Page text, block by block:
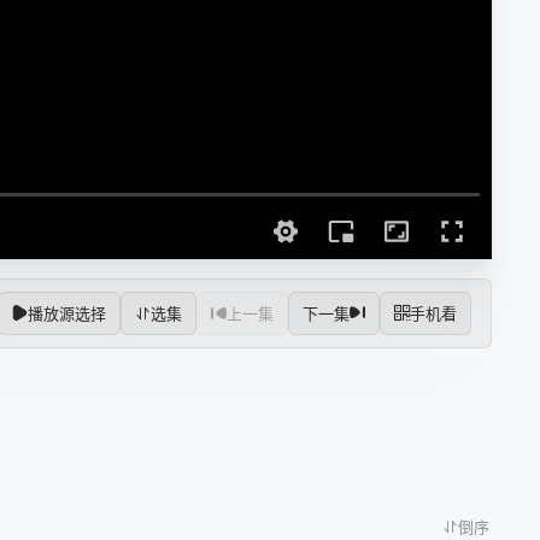
播放源选择 选集 上一集 下一集 手机看
倒序